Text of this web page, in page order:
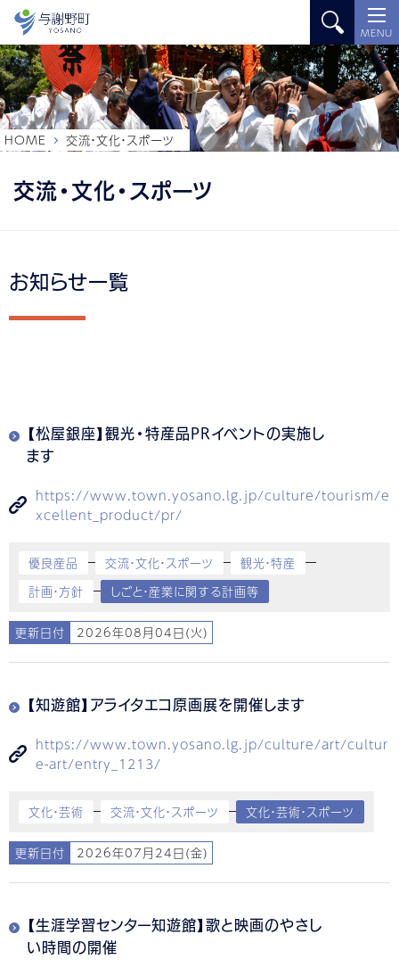
MENU
交流・文化・スポーツ
HOME 交流・文化・スポーツ
お知らせ一覧
【松屋銀座】観光・特産品PRイベントの実施し
ます
https://www.town.yosano.lg.jp/culture/tourism/e
xcellent_product/pr/
優良産品 交流・文化・スポーツ
観光・特産
計画・方針
しごと・産業に関する計画等
更新日付 2026年08月04日(火)
【知遊館】アライタエコ原画展を開催します
https://www.town.yosano.lg.jp/culture/art/cultur
e-art/entry_1213/
文化・芸術 交流・文化・スポーツ 文化・芸術・スポーツ
更新日付 2026年07月24日(金)
【生涯学習センター知遊館】歌と映画のやさし
い時間の開催